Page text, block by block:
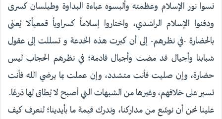
نسوا نور الإسلام وعظمته وألبسوه عباءة البداوة وطيلسان كسرى
ودفنوا الإسلام الراشدي، واختاروا إسلاماً كسراوياً قمعياًلا يُعنَى
بالحضارة -في نظرهم- إلى أن كبرت هذه الخدعة و تسللت إلى عقول
شبابنا وأجيال قد مضت وأجيال قادمة؛ في نظرهم الحجاب ليس
حضارة، وإن صليت فأنت متشدد، وإن عملت بما يرضي الله فأنت
تسير على خلافهم، وغيرها من الشبهات التي أصبح لا يُطاق لها ذرعًا.
علينا نحن أن نوسِّع من مداركنا، وندرك قيمة ما بأيدينا؛ لنعرف كيف